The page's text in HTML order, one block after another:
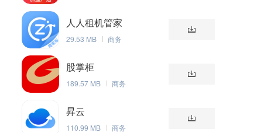
人人租机管家
29.53 MB 商务
股掌柜
189.57 MB 商务
昇云
110.99 MB 商务